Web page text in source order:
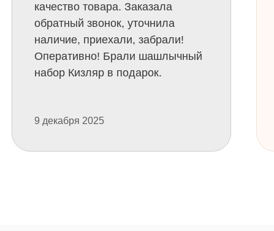
качество товара. Заказала
обратный звонок, уточнила
наличие, приехали, забрали!
Оперативно! Брали шашлычный
набор Кизляр в подарок.
9 декабря 2025